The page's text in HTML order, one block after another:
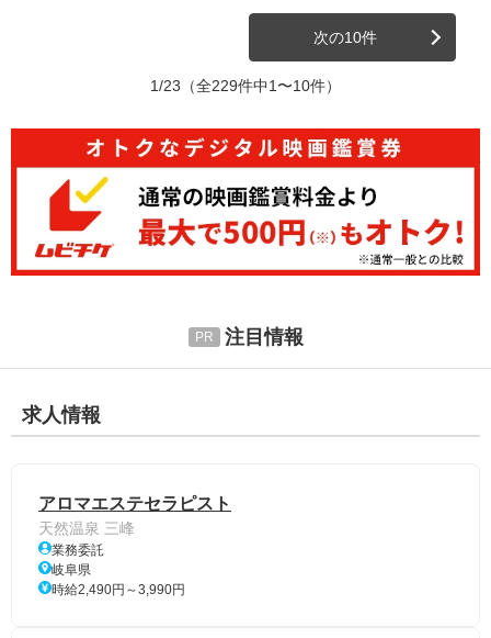
次の10件
1/23 （全229件中1〜10件）
注目情報
求人情報
アロマエステセラピスト
天然温泉 三峰
業務委託
岐阜県
時給2,490円～3,990円